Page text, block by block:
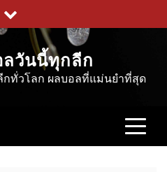
วันนี้ทุกลีก
กทั่วโลก ผลบอลที่แม่นยำที่สุด